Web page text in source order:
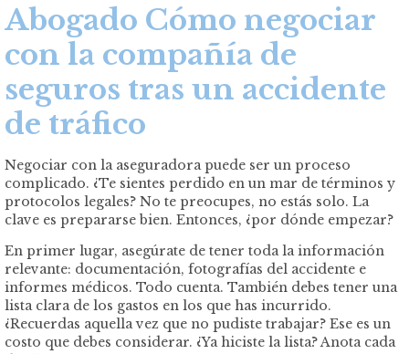
Abogado Cómo negociar
con la compañía de
seguros tras un accidente
de tráfico
Negociar con la aseguradora puede ser un proceso
complicado. ¿Te sientes perdido en un mar de términos y
protocolos legales? No te preocupes, no estás solo. La
clave es prepararse bien. Entonces, ¿por dónde empezar?
En primer lugar, asegúrate de tener toda la información
relevante: documentación, fotografías del accidente e
informes médicos. Todo cuenta. También debes tener una
lista clara de los gastos en los que has incurrido.
¿Recuerdas aquella vez que no pudiste trabajar? Ese es un
costo que debes considerar. ¿Ya hiciste la lista? Anota cada